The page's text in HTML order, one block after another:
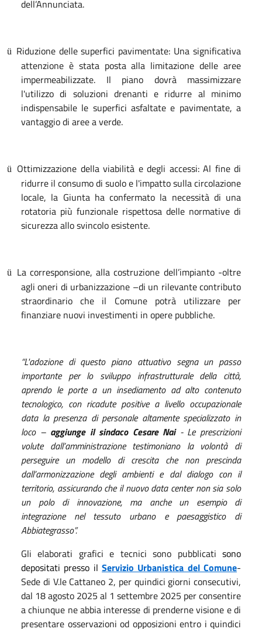
dell’Annunciata.
ü Riduzione delle superfici pavimentate: Una significativa
attenzione è stata posta alla limitazione delle aree
impermeabilizzate. Il piano dovrà massimizzare
l'utilizzo di soluzioni drenanti e ridurre al minimo
indispensabile le superfici asfaltate e pavimentate, a
vantaggio di aree a verde.
ü
Ottimizzazione della viabilità e degli accessi: Al fine di
ridurre il consumo di suolo e l'impatto sulla circolazione
locale, la Giunta ha confermato la necessità di una
rotatoria più funzionale rispettosa delle normative di
sicurezza allo svincolo esistente.
ü
La corresponsione, alla costruzione dell’impianto -oltre
agli oneri di urbanizzazione –di un rilevante contributo
straordinario che il Comune potrà utilizzare per
finanziare nuovi investimenti in opere pubbliche.
“L'adozione di questo piano attuativo segna un passo
importante per lo sviluppo infrastrutturale della città,
aprendo le porte a un insediamento ad alto contenuto
tecnologico, con ricadute positive a livello occupazionale
data la presenza di personale altamente specializzato in
loco – aggiunge il sindaco Cesare Nai- Le prescrizioni
volute dall’amministrazione testimoniano la volontà di
perseguire un modello di crescita che non prescinda
dall’armonizzazione degli ambienti e dal dialogo con il
territorio, assicurando che il nuovo data center non sia solo
un polo di innovazione, ma anche un esempio di
integrazione nel tessuto urbano e paesaggistico di
Abbiategrasso”.
Gli elaborati grafici e tecnici sono pubblicati sono
depositati presso il Servizio Urbanistica del Comune-
Sede di V.le Cattaneo 2, per quindici giorni consecutivi,
dal 18 agosto 2025 al 1 settembre 2025 per consentire
a chiunque ne abbia interesse di prenderne visione e di
presentare osservazioni od opposizioni entro i quindici